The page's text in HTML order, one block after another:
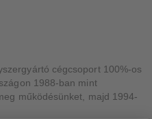
cégcsoport 100%-os
1988-ban mint
működésünket, majd 1994-